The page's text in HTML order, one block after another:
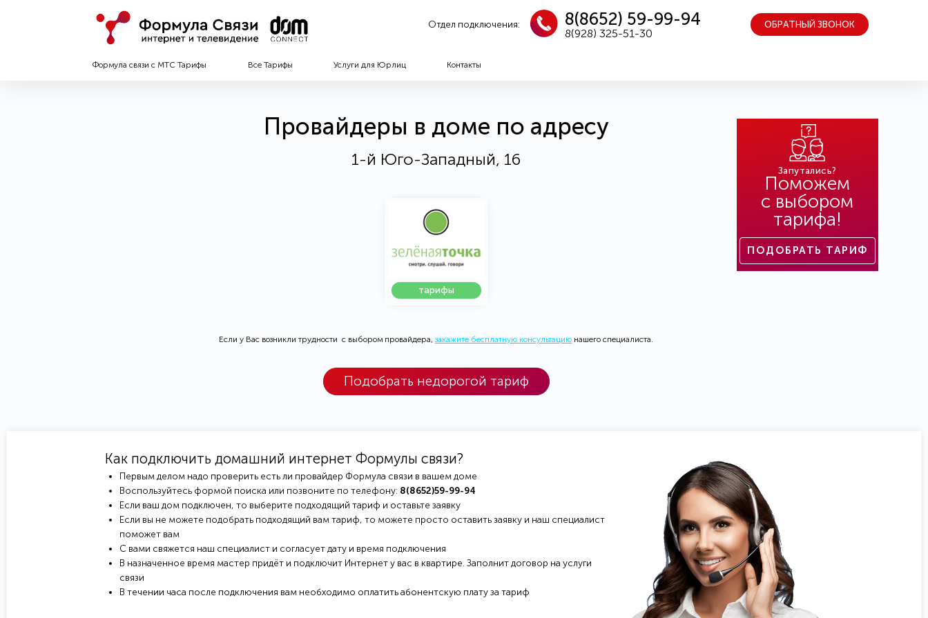
Отдел подключения: 8(8652) 59-99-94
8(928) 325-51-30
ОБРАТНЫЙ ЗВОНОК
Формула связи с МТС Тарифы Все Тарифы Услуги для Юрлиц Контакты
Провайдеры в доме по адресу
1-й Юго-Западный, 16
тарифы
Если у Вас возникли трудности с выбором провайдера,закажите бесплатную консультацию нашего специалиста.
Подобрать недорогой тариф
Запутались?
Поможем
с выбором
тарифа!
ПОДОБРАТЬ ТАРИФ
Как подключить домашний интернет Формулы связи?
Первым делом надо проверить есть ли провайдер Формула связи в вашем доме
Воспользуйтесь формой поиска или позвоните по телефону: 8(8652)59-99-94
Если ваш дом подключен, то выберите подходящий тариф и оставьте заявку
Если вы не можете подобрать подходящий вам тариф, то можете просто оставить заявку и наш специалист
поможет вам
С вами свяжется наш специалист и согласует дату и время подключения
В назначенное время мастер придёт и подключит Интернет у вас в квартире. Заполнит договор на услуги
связи
В течении часа после подключения вам необходимо оплатить абонентскую плату за тариф